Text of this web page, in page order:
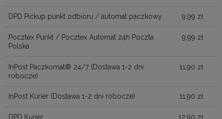
DPD Pickup punkt odbioru / automat paczkowy 9,99 zł
Pocztex Punkt / Pocztex Automat 24h Poczta
Polska
9,99 zł
InPost Paczkomat® 24/7 (Dostawa 1-2 dni
robocze)
11,90 zł
InPost Kurier (Dostawa 1-2 dni robocze) 11,90 zł
DPD Kurier 12,90 zł